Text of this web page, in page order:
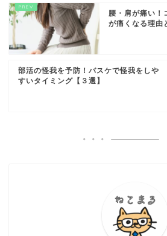
腰・肩が痛い！
が痛くなる理由
部活の怪我を予防！バスケで怪我をしや
すいタイミング【３選】